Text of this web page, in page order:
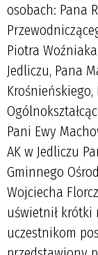
osobach: Pana
Piotra
Jedliczu, Pana
Krośnieńskiego,
Pani Ewy
AK w Jedliczu
Gminnego
Wojciecha
uświetnił
uczestnikom